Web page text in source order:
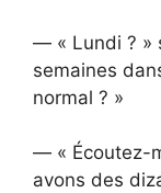
— « Lundi ? »
semaines
normal ? »
— « Écoutez-
avons des